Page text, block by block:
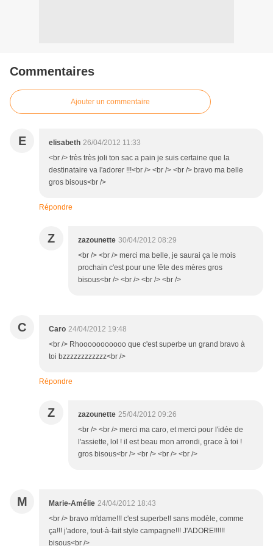
Commentaires
Ajouter un commentaire
E elisabeth 26/04/2012 11:33
<br /> très très joli ton sac a pain je suis certaine que la
destinataire va l'adorer !!!<br /> <br /> <br /> bravo ma belle
gros bisous<br />
Répondre
Z zazounette 30/04/2012 08:29
<br /> <br /> merci ma belle, je saurai ça le mois
prochain c'est pour une fête des mères gros
bisous<br /> <br /> <br /> <br />
C Caro 24/04/2012 19:48
<br /> Rhooooooooooo que c'est superbe un grand bravo à
toi bzzzzzzzzzzzz<br />
Répondre
Z zazounette 25/04/2012 09:26
<br /> <br /> merci ma caro, et merci pour l'idée de
l'assiette, lol ! il est beau mon arrondi, grace à toi !
gros bisous<br /> <br /> <br /> <br />
M Marie-Amélie 24/04/2012 18:43
<br /> bravo m'dame!!! c'est superbe!! sans modèle, comme
ça!!! j'adore, tout-à-fait style campagne!!! J'ADORE!!!!!!
bisous<br />